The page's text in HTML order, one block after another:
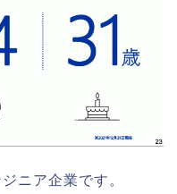
ニア企業です。